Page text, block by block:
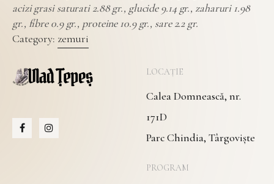
acizi grasi saturati 2.88 gr., glucide 9.14 gr., zaharuri 1.98
gr., fibre 0.9 gr., proteine 10.9 gr., sare 2.2 gr.
Category: zemuri
LOCAȚIE
Calea Domnească, nr.
171D
Parc Chindia, Târgoviște
PROGRAM